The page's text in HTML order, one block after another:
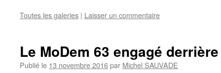
Toutes les galeries | Laisser un commentaire
Le MoDem 63 engagé
Publié le 13 novembre 2016par Michel SAUVADE